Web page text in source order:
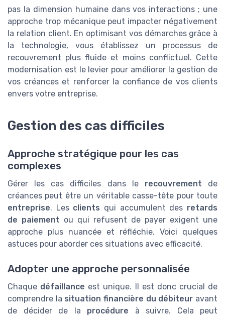
pas la dimension humaine dans vos interactions ; une
approche trop mécanique peut impacter négativement
la relation client. En optimisant vos démarches grâce à
la technologie, vous établissez un processus de
recouvrement plus fluide et moins conflictuel. Cette
modernisation est le levier pour améliorer la gestion de
vos créances et renforcer la confiance de vos clients
envers votre entreprise.
Gestion des cas difficiles
Approche stratégique pour les cas
complexes
Gérer les cas difficiles dans le recouvrement de
créances peut être un véritable casse-tête pour toute
entreprise. Les clients qui accumulent des retards
de paiement ou qui refusent de payer exigent une
approche plus nuancée et réfléchie. Voici quelques
astuces pour aborder ces situations avec efficacité.
Adopter une approche personnalisée
Chaque défaillance est unique. Il est donc crucial de
comprendre la situation financière du débiteur avant
de décider de la procédure à suivre. Cela peut